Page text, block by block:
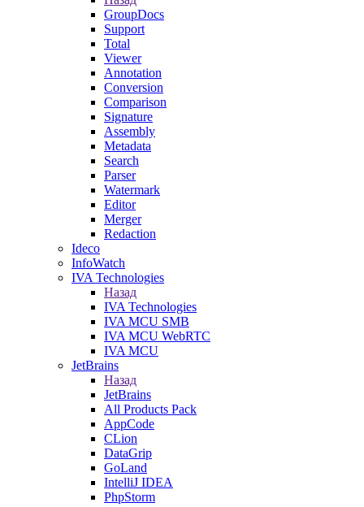
GroupDocs
Support
Total
Viewer
Annotation
Conversion
Comparison
Signature
Assembly
Metadata
Search
Parser
Watermark
Editor
Merger
Redaction
Ideco
InfoWatch
IVA Technologies
Назад
IVA Technologies
IVA MCU SMB
IVA MCU WebRTC
IVA MCU
JetBrains
Назад
JetBrains
All Products Pack
AppCode
CLion
DataGrip
GoLand
IntelliJ IDEA
PhpStorm